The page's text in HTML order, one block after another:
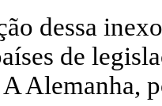
dessa
de
A Alemanha,